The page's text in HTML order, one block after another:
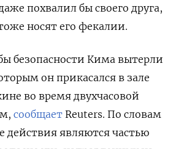
похвалил бы своего друга,
носят его фекалии.
безопасности Кима вытерли
он прикасался в зале
во время двухчасовой
сообщает Reuters. По словам
действия являются частью